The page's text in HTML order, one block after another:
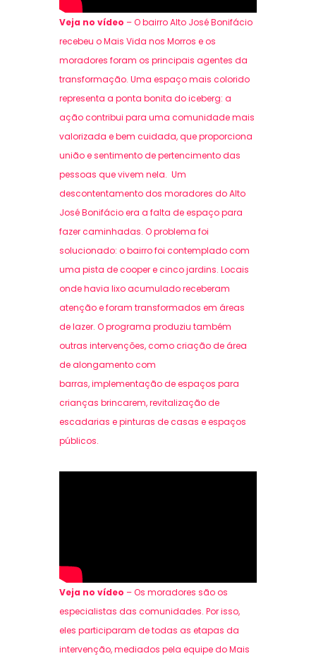
Veja no vídeo – O bairro Alto José Bonifácio
recebeu o Mais Vida nos Morros e os
moradores foram os principais agentes da
transformação. Uma espaço mais colorido
representa a ponta bonita do iceberg: a
ação contribui para uma comunidade mais
valorizada e bem cuidada, que proporciona
união e sentimento de pertencimento das
pessoas que vivem nela. Um
descontentamento dos moradores do Alto
José Bonifácio era a falta de espaço para
fazer caminhadas. O problema foi
solucionado: o bairro foi contemplado com
uma pista de cooper e cinco jardins. Locais
onde havia lixo acumulado receberam
atenção e foram transformados em áreas
de lazer. O programa produziu também
outras intervenções, como criação de área
de alongamento com
barras, implementação de espaços para
crianças brincarem, revitalização de
escadarias e pinturas de casas e espaços
públicos.
Veja no vídeo – Os moradores são os
especialistas das comunidades. Por isso,
eles participaram de todas as etapas da
intervenção, mediados pela equipe do Mais